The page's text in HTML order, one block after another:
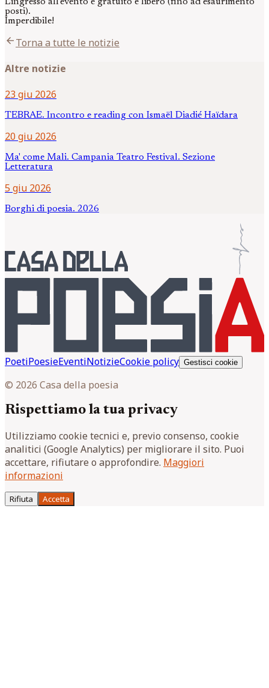
posti).
Imperdibile!
arrow_backTorna a tutte le notizie
Altre notizie
23 giu 2026
TEBRAE. Incontro e reading con Ismaël Diadié Haïdara
20 giu 2026
Ma' come Mali. Campania Teatro Festival. Sezione
Letteratura
5 giu 2026
Borghi di poesia. 2026
PoetiPoesieEventiNotizieCookie policy Gestisci cookie
© 2026 Casa della poesia
Rispettiamo la tua privacy
Utilizziamo cookie tecnici e, previo consenso, cookie
analitici (Google Analytics) per migliorare il sito. Puoi
accettare, rifiutare o approfondire. Maggiori
informazioni
Rifiuta Accetta